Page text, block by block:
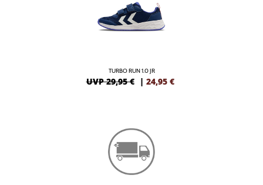
TURBO RUN 1.0 JR
UVP 29,95 € | 24,95 €